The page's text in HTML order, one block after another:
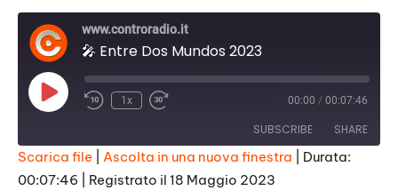
www.controradio.it
🎤 Entre Dos Mundos 2023
Play
Episode
1x 00:00 / 00:07:46
SUBSCRIBE SHARE
SHARE
Scarica file Ascolta in una nuova finestra
Durata:
00:07:46
Registrato il 18 Maggio 2023